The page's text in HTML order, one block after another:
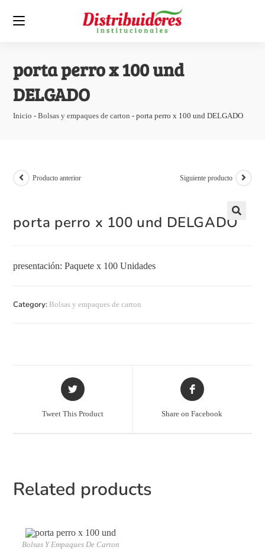
porta perro x 100 und
DELGADO
Inicio -Bolsas y empaques de carton -porta perro x 100 und DELGADO
Producto anterior Siguiente producto
🔍
porta perro x 100 und DELGADO
presentación: Paquete x 100 Unidades
Category: Bolsas y empaques de carton
Tweet This Product Share on Facebook
Related products
Bolsas Y Empaques De Carton